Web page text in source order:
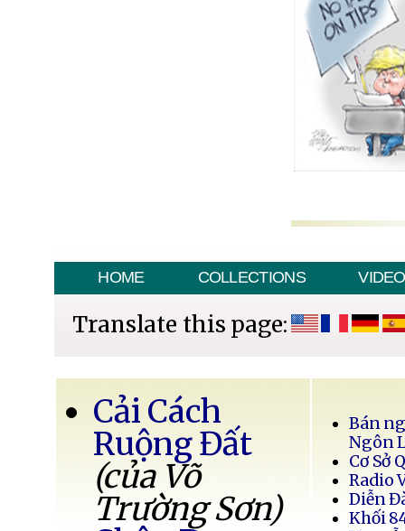
HOME COLLECTIONS VIDEO
Translate this page:
Cải Cách
Ruộng Đất
(của Võ
Trường Sơn)
Bán
Ngôn
Cơ Sở
Radio
Diễn
Khối